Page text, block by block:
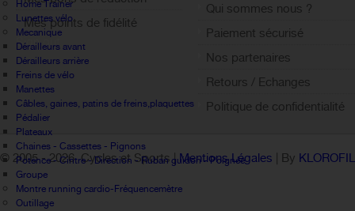
Home Trainer
Lunettes vélo
Mecanique
Dérailleurs avant
Dérailleurs arrière
Freins de vélo
Manettes
Câbles, gaines, patins de freins,plaquettes
Pédalier
Plateaux
Chaines - Cassettes - Pignons
Potence - Cintre - Direction - Ruban guidon - Poignée
Groupe
Montre running cardio-Fréquencemètre
Outillage
Mes points de fidélité
Sign out
Qui sommes nous ?
Paiement sécurisé
Nos partenaires
Retours / Echanges
Politique de confidentialité
© 2005 -2026 Cycles et Sports | Mentions Légales | By